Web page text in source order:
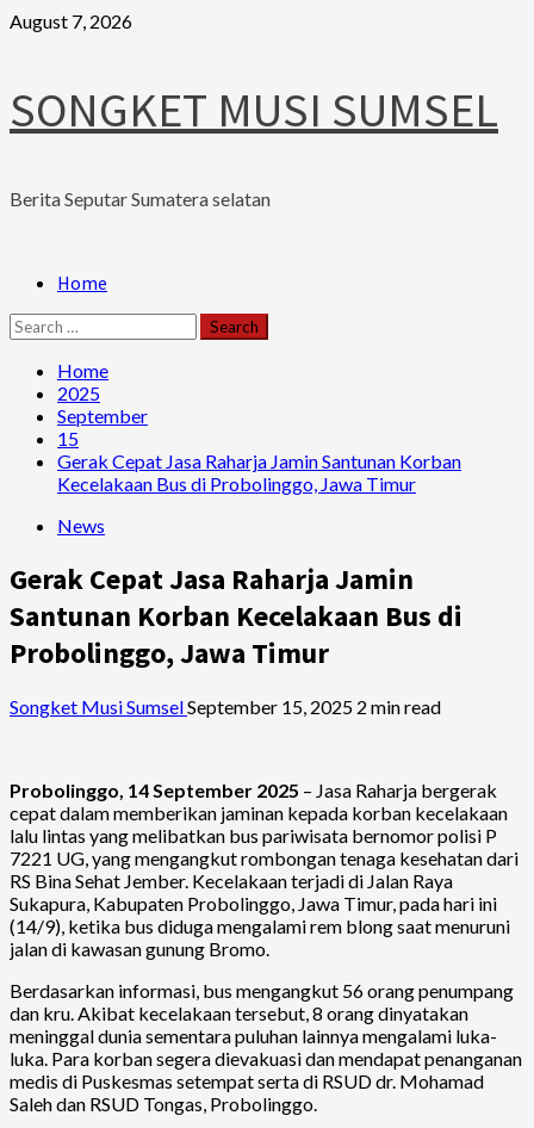
Skip
August 7, 2026
SONGKET MUSI SUMSEL
Berita Seputar Sumatera selatan
PrimaryHome
Search
for:
Home
2025
September
15
Gerak Cepat Jasa Raharja Jamin Santunan Korban
Kecelakaan Bus di Probolinggo, Jawa Timur
News
Gerak Cepat Jasa Raharja Jamin
Santunan Korban Kecelakaan Bus di
Probolinggo, Jawa Timur
Songket Musi SumselSeptember 15, 2025 2 min read
Probolinggo, 14 September 2025 – Jasa Raharja bergerak
cepat dalam memberikan jaminan kepada korban kecelakaan
lalu lintas yang melibatkan bus pariwisata bernomor polisi P
7221 UG, yang mengangkut rombongan tenaga kesehatan dari
RS Bina Sehat Jember. Kecelakaan terjadi di Jalan Raya
Sukapura, Kabupaten Probolinggo, Jawa Timur, pada hari ini
(14/9), ketika bus diduga mengalami rem blong saat menuruni
jalan di kawasan gunung Bromo.
Berdasarkan informasi, bus mengangkut 56 orang penumpang
dan kru. Akibat kecelakaan tersebut, 8 orang dinyatakan
meninggal dunia sementara puluhan lainnya mengalami luka-
luka. Para korban segera dievakuasi dan mendapat penanganan
medis di Puskesmas setempat serta di RSUD dr. Mohamad
Saleh dan RSUD Tongas, Probolinggo.